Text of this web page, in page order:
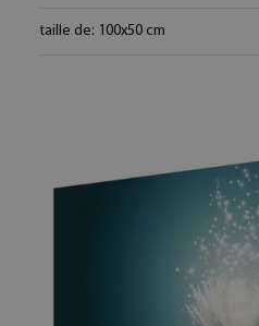
taille de: 100x50 cm